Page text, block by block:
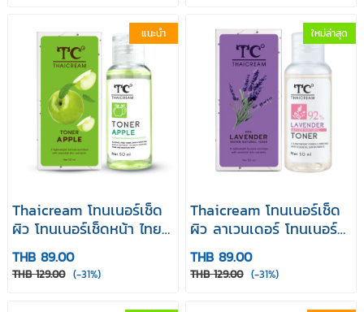
แนะนำ
Thaicream โทนเนอร์เช็ด
ผิว โทนเนอร์เช็ดหน้า ไทย
ครีม โทนเนอร์ แอปเปิ้ล ไน
อาซินาไมด์ โทนเนอร์ Toner
Apple 50 ml
THB 89.00
THB 129.00 (-31%)
ใหม่ล่าสุด
Thaicream โทนเนอร์เช็ด
ผิว ลาเวนเดอร์ โทนเนอร์
92% ไทยครีม Lavender
Water Natural Toner
50ml
THB 89.00
THB 129.00 (-31%)